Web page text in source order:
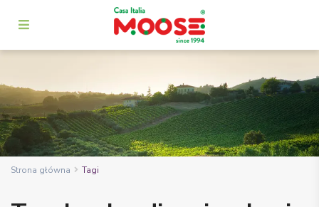
Strona główna Tagi